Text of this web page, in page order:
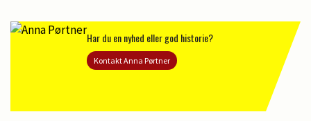
Har du en nyhed eller god historie?
Kontakt Anna Pørtner